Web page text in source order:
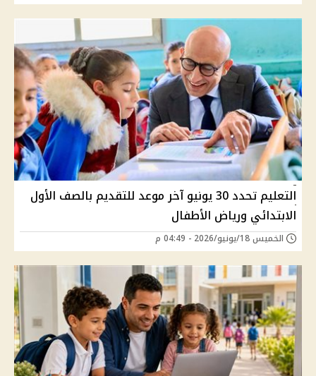
التعليم تحدد 30 يونيو آخر موعد للتقديم بالصف الأول
الابتدائي ورياض الأطفال
الخميس 18/يونيو/2026 - 04:49 م